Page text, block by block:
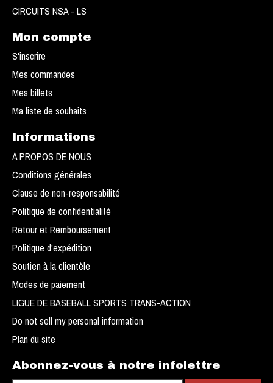
CIRCUITS NSA - LS
Mon compte
S'inscrire
Mes commandes
Mes billets
Ma liste de souhaits
Informations
À PROPOS DE NOUS
Conditions générales
Clause de non-responsabilité
Politique de confidentialité
Retour et Remboursement
Politique d'expédition
Soutien à la clientèle
Modes de paiement
LIGUE DE BASEBALL SPORTS TRANS-ACTION
Do not sell my personal information
Plan du site
Abonnez-vous à notre infolettre